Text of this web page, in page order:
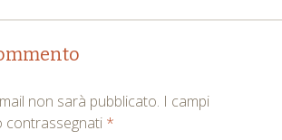
non sarà pubblicato. I campi
contrassegnati *